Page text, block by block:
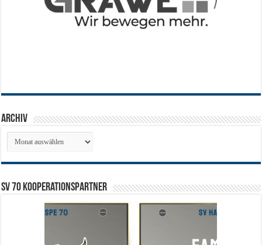
Archiv
Archiv
SV 70 Kooperationspartner